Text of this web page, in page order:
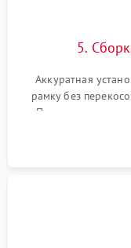
5.
Аккуратная
рамку без
Подключение
Сброс настроек и